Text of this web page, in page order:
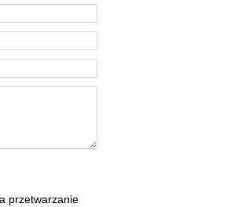
przetwarzanie